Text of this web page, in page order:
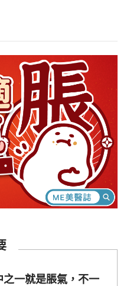
之一就是脹氣，不一